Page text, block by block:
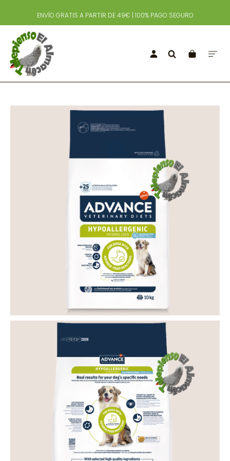
ENVÍO GRATIS A PARTIR DE 49€ | 100% PAGO SEGURO